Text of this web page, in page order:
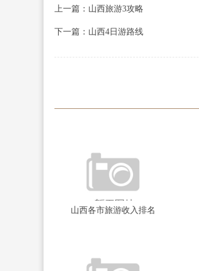
上一篇：山西旅游3攻略
下一篇：山西4日游路线
山西各市旅游收入排名